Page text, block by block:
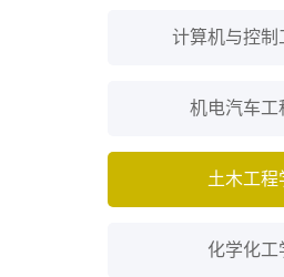
计算机与控制
机电汽车工
土木工程
化学化工